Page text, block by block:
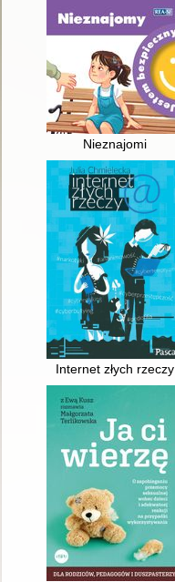
Nieznajomi
Internet złych rzeczy